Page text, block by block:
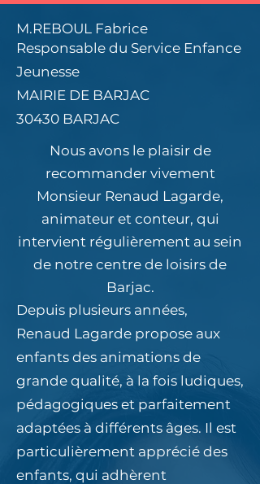
M.REBOUL Fabrice
Responsable du Service Enfance
Jeunesse
MAIRIE DE BARJAC
30430 BARJAC
Nous avons le plaisir de
recommander vivement
Monsieur Renaud Lagarde,
animateur et conteur, qui
intervient régulièrement au sein
de notre centre de loisirs de
Barjac.
Depuis plusieurs années,
Renaud Lagarde propose aux
enfants des animations de
grande qualité, à la fois ludiques,
pédagogiques et parfaitement
adaptées à différents âges. Il est
particulièrement apprécié des
enfants, qui adhèrent